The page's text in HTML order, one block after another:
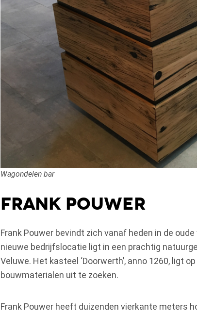
Wagondelen bar
Frank Pouwer
Frank Pouwer bevindt zich vanaf heden in de
nieuwe bedrijfslocatie ligt in een prachtig
Veluwe. Het kasteel ‘Doorwerth’, anno 1260, ligt
bouwmaterialen uit te zoeken.
Frank Pouwer heeft duizenden vierkante meters